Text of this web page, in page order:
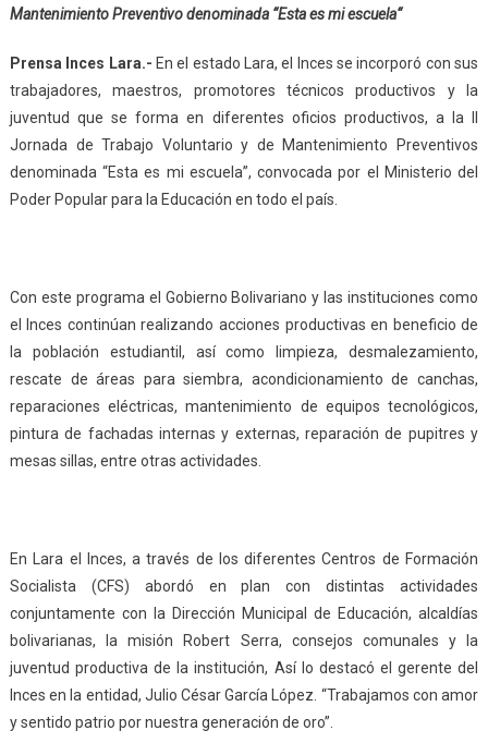
Mantenimiento Preventivo denominada “Esta es mi escuela“
Prensa Inces Lara.- En el estado Lara, el Inces se incorporó con sus
trabajadores, maestros, promotores técnicos productivos y la
juventud que se forma en diferentes oficios productivos, a la II
Jornada de Trabajo Voluntario y de Mantenimiento Preventivos
denominada “Esta es mi escuela”, convocada por el Ministerio del
Poder Popular para la Educación en todo el país.
Con este programa el Gobierno Bolivariano y las instituciones como
el Inces continúan realizando acciones productivas en beneficio de
la población estudiantil, así como limpieza, desmalezamiento,
rescate de áreas para siembra, acondicionamiento de canchas,
reparaciones eléctricas, mantenimiento de equipos tecnológicos,
pintura de fachadas internas y externas, reparación de pupitres y
mesas sillas, entre otras actividades.
En Lara el Inces, a través de los diferentes Centros de Formación
Socialista (CFS) abordó en plan con distintas actividades
conjuntamente con la Dirección Municipal de Educación, alcaldías
bolivarianas, la misión Robert Serra, consejos comunales y la
juventud productiva de la institución, Así lo destacó el gerente del
Inces en la entidad, Julio César García López. “Trabajamos con amor
y sentido patrio por nuestra generación de oro”.